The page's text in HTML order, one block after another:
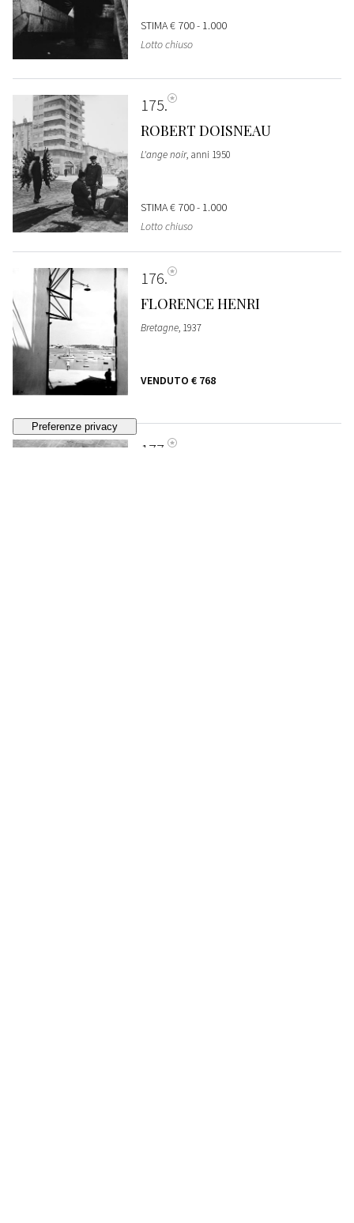
STIMA€ 700 - 1.000
Lotto chiuso
175
ROBERT DOISNEAU
L'ange noir, anni 1950
STIMA€ 700 - 1.000
Lotto chiuso
176
FLORENCE HENRI
Bretagne, 1937
VENDUTO € 768
177